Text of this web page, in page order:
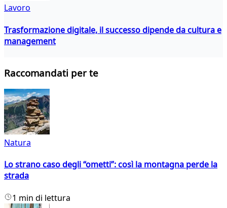
Lavoro
Trasformazione digitale, il successo dipende da cultura e
management
Raccomandati per te
Natura
Lo strano caso degli “ometti”: così la montagna perde la
strada
1 min di lettura